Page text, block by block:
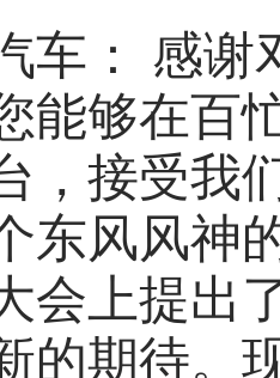
： 感谢
能够在百
，接受我
东风风神
会上提出
的期待。